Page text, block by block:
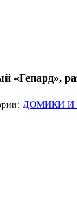
«Гепард»,
ДОМИКИ И